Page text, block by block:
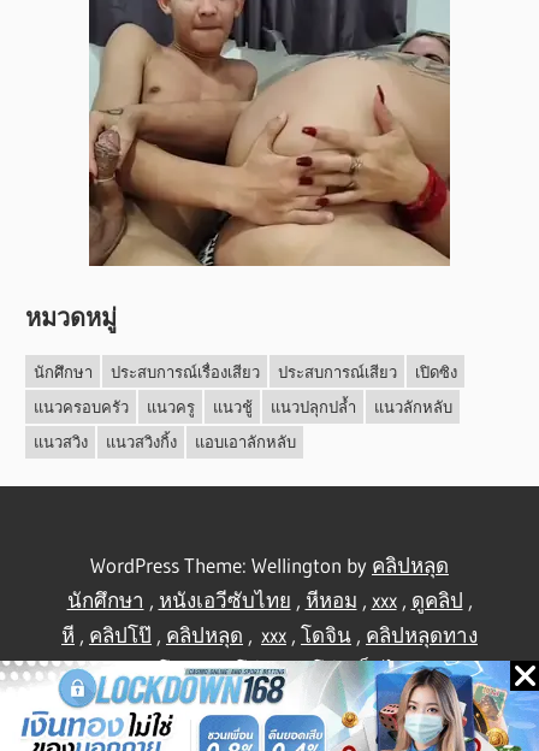
หมวดหมู่
นักศึกษา ประสบการณ์เรื่องเสียว ประสบการณ์เสียว
เปิดซิง
แนวครอบครัว
แนวครู แนวชู้ แนวปลุกปล้ำ
แนวลักหลับ
แนวสวิง
แนวสวิงกิ้ง แอบเอาลักหลับ
WordPress Theme: Wellington by คลิปหลุด
นักศึกษา , หนังเอวีซับไทย , หีหอม , xxx, ดูคลิป ,
หี , คลิปโป๊ , คลิปหลุด , xxx , โดจิน , คลิปหลุดทาง
บ้าน ,คลิปโป้ ,คลิปโป๊,คลิปโป๊,เย็ดไทย,คลิป
หลุดไทย